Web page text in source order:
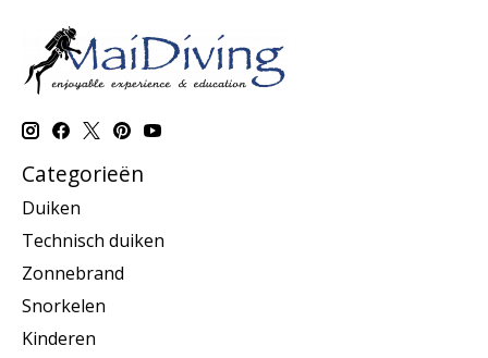
Categorieën
Duiken
Technisch duiken
Zonnebrand
Snorkelen
Kinderen